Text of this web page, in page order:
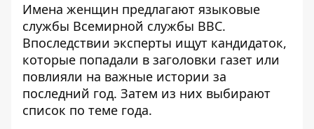
Имена женщин предлагают языковые
службы Всемирной службы BBC.
Впоследствии эксперты ищут кандидаток,
которые попадали в заголовки газет или
повлияли на важные истории за
последний год. Затем из них выбирают
список по теме года.